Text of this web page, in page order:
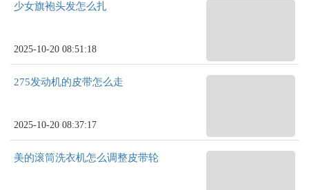
少女旗袍头发怎么扎
2025-10-20 08:51:18
275发动机的皮带怎么走
2025-10-20 08:37:17
美的滚筒洗衣机怎么调整皮带轮